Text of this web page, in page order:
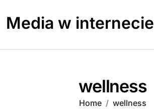
content
Media w internecie
wellness
Home wellness